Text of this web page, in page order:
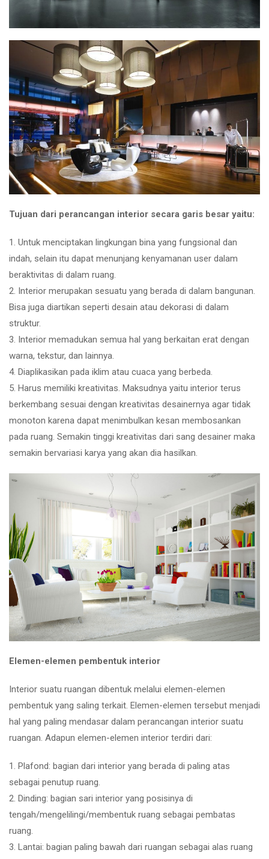
Tujuan dari perancangan interior secara garis besar yaitu:
1. Untuk menciptakan lingkungan bina yang fungsional dan
indah, selain itu dapat menunjang kenyamanan user dalam
beraktivitas di dalam ruang.
2. Interior merupakan sesuatu yang berada di dalam bangunan.
Bisa juga diartikan seperti desain atau dekorasi di dalam
struktur.
3. Interior memadukan semua hal yang berkaitan erat dengan
warna, tekstur, dan lainnya.
4. Diaplikasikan pada iklim atau cuaca yang berbeda.
5. Harus memiliki kreativitas. Maksudnya yaitu interior terus
berkembang sesuai dengan kreativitas desainernya agar tidak
monoton karena dapat menimbulkan kesan membosankan
pada ruang. Semakin tinggi kreativitas dari sang desainer maka
semakin bervariasi karya yang akan dia hasilkan.
Elemen-elemen pembentuk interior
Interior suatu ruangan dibentuk melalui elemen-elemen
pembentuk yang saling terkait. Elemen-elemen tersebut menjadi
hal yang paling mendasar dalam perancangan interior suatu
ruangan. Adapun elemen-elemen interior terdiri dari:
1. Plafond: bagian dari interior yang berada di paling atas
sebagai penutup ruang.
2. Dinding: bagian sari interior yang posisinya di
tengah/mengelilingi/membentuk ruang sebagai pembatas
ruang.
3. Lantai: bagian paling bawah dari ruangan sebagai alas ruang